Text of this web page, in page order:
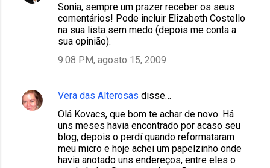
Sonia, sempre um prazer receber os seus
comentários! Pode incluir Elizabeth Costello
na sua lista sem medo (depois me conta a
sua opinião).
9:08 PM, agosto 15, 2009
Vera das Alterosas disse…
Olá Kovacs, que bom te achar de novo. Há
uns meses havia encontrado por acaso seu
blog, depois o perdí quando reformataram
meu micro e hoje achei um papelzinho onde
havia anotado uns endereços, entre eles o